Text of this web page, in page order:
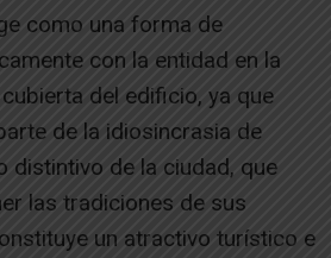
como una forma de
con la entidad en la
del edificio, ya que
de la idiosincrasia de
distintivo de la ciudad, que
las tradiciones de sus
un atractivo turístico e